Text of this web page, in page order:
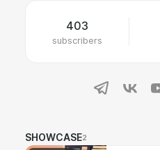
403
subscribers
SHOWCASE2